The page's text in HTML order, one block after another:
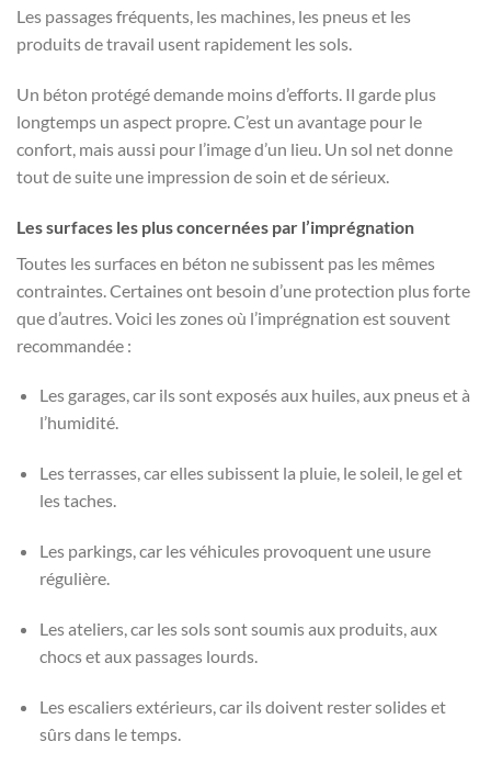
Les passages fréquents, les machines, les pneus et les
produits de travail usent rapidement les sols.
Un béton protégé demande moins d’efforts. Il garde plus
longtemps un aspect propre. C’est un avantage pour le
confort, mais aussi pour l’image d’un lieu. Un sol net donne
tout de suite une impression de soin et de sérieux.
Les surfaces les plus concernées par l’imprégnation
Toutes les surfaces en béton ne subissent pas les mêmes
contraintes. Certaines ont besoin d’une protection plus forte
que d’autres. Voici les zones où l’imprégnation est souvent
recommandée :
Les garages, car ils sont exposés aux huiles, aux pneus et à
l’humidité.
Les terrasses, car elles subissent la pluie, le soleil, le gel et
les taches.
Les parkings, car les véhicules provoquent une usure
régulière.
Les ateliers, car les sols sont soumis aux produits, aux
chocs et aux passages lourds.
Les escaliers extérieurs, car ils doivent rester solides et
sûrs dans le temps.